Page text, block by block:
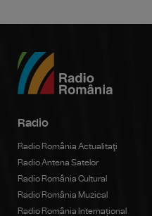
Radio
Radio România Actualitaţi
Radio Antena Satelor
Radio România Cultural
Radio România Muzical
Radio România Internațional